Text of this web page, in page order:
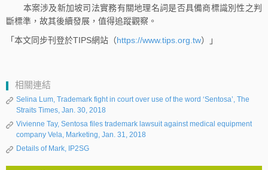
本案涉及新加坡司法實務有關地理名詞是否具備商標識別性之判
斷標準，故其後續發展，值得追蹤觀察。
「本文同步刊登於TIPS網站（https://www.tips.org.tw）」
相關連結
Selina Lum, Trademark fight in court over use of the word ‘Sentosa’, The
Straits Times, Jan. 30, 2018
Vivienne Tay, Sentosa files trademark lawsuit against medical equipment
company Vela, Marketing, Jan. 31, 2018
Details of Mark, IP2SG